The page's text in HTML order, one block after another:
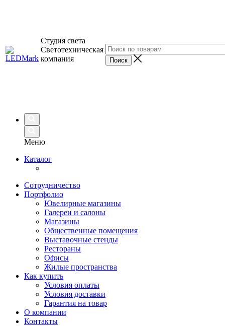
Студия света
Светотехническая
компания
Меню
Каталог
Сотрудничество
Портфолио
Ювелирные магазины
Галереи и салоны
Магазины
Общественные помещения
Выставочные стенды
Рестораны
Офисы
Жилые пространства
Как купить
Условия оплаты
Условия доставки
Гарантия на товар
О компании
Контакты